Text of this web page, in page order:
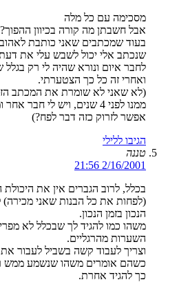
מסכימה עם כל מלה
אבל חשבתן מה קורה בכיוון ההפוך?
בעוד שמכתבים שאני כותבת
שנכתב אלי יכול לשבש עלי את
לחבר איום ונורא שהיה לי רק
ואחרי זה כל כך הצטערתי.
(לא שאני לא שומרת את המכתב
אפשר לזרוק כזה דבר לפח?)
הגיבו ללילי
טננה
2/16/2001 21:56
בכלל, לרוב הגברים אין את
(לפחות את כל הבנות שאני
הנכון בזמן הנכון.
משהו כמו להגיד לך שבכלל לא
השערות מהרגליים.
וצריך לעבוד קשה בשביל לעבור
כשהם אומרים משהו שנשמע ממש
כך להגיד אחרת.